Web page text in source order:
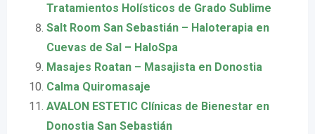
Tratamientos Holísticos de Grado Sublime
Salt Room San Sebastián – Haloterapia en
Cuevas de Sal – HaloSpa
Masajes Roatan – Masajista en Donostia
Calma Quiromasaje
AVALON ESTETIC Clínicas de Bienestar en
Donostia San Sebastián